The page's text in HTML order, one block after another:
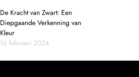
De Kracht van Zwart: Een
Diepgaande Verkenning van
Kleur
16 februari 2024